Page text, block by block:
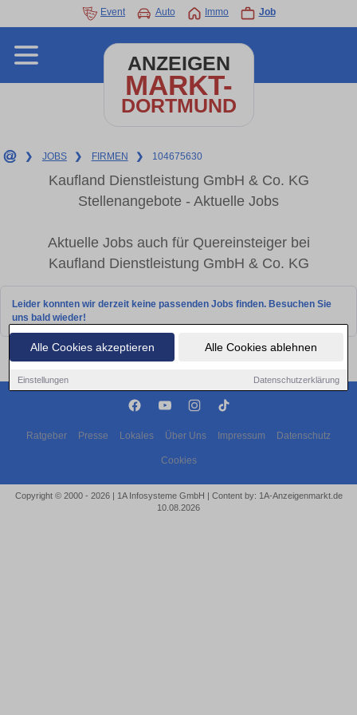
Alle Cookies akzeptieren Alle Cookies ablehnen
Einstellungen Datenschutzerklärung
Event Auto Immo Job
ANZEIGEN
MARKT-
DORTMUND
❯ JOBS ❯ FIRMEN ❯ 104675630
Kaufland Dienstleistung GmbH & Co. KG
Stellenangebote - Aktuelle Jobs
Aktuelle Jobs auch für Quereinsteiger bei
Kaufland Dienstleistung GmbH & Co. KG
Leider konnten wir derzeit keine passenden Jobs finden. Besuchen Sie
uns bald wieder!
Ratgeber Presse Lokales Über Uns Impressum Datenschutz
Cookies
Copyright © 2000 - 2026 | 1A Infosysteme GmbH | Content by: 1A-Anzeigenmarkt.de
10.08.2026